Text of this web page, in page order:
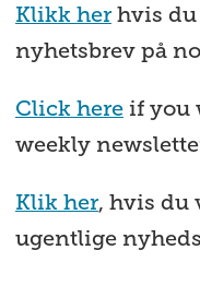
Klikk herhvis du
nyhetsbrev på
Click hereif you
weekly
Klik her, hvis du
ugentlige